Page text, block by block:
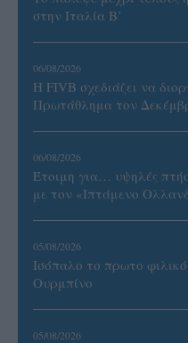
στην Ιταλία Β’
06/08/2026
Η FIVB σχεδιάζει να
Πρωτάθλημα τον
06/08/2026
Έτοιμη για… υψηλές
με τον «Ιπτάμενο
05/08/2026
Ισόπαλο το πρωτο
Ουρμπίνο
05/08/2026